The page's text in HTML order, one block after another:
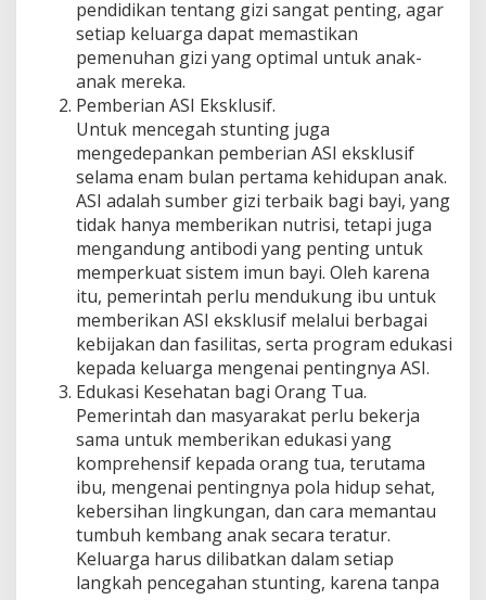
pendidikan tentang gizi sangat penting, agar
setiap keluarga dapat memastikan
pemenuhan gizi yang optimal untuk anak-
anak mereka.
Pemberian ASI Eksklusif.
Untuk mencegah stunting juga
mengedepankan pemberian ASI eksklusif
selama enam bulan pertama kehidupan anak.
ASI adalah sumber gizi terbaik bagi bayi, yang
tidak hanya memberikan nutrisi, tetapi juga
mengandung antibodi yang penting untuk
memperkuat sistem imun bayi. Oleh karena
itu, pemerintah perlu mendukung ibu untuk
memberikan ASI eksklusif melalui berbagai
kebijakan dan fasilitas, serta program edukasi
kepada keluarga mengenai pentingnya ASI.
Edukasi Kesehatan bagi Orang Tua.
Pemerintah dan masyarakat perlu bekerja
sama untuk memberikan edukasi yang
komprehensif kepada orang tua, terutama
ibu, mengenai pentingnya pola hidup sehat,
kebersihan lingkungan, dan cara memantau
tumbuh kembang anak secara teratur.
Keluarga harus dilibatkan dalam setiap
langkah pencegahan stunting, karena tanpa